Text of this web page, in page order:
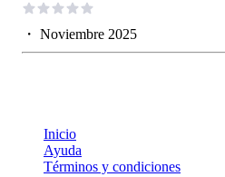
・ Noviembre 2025
Inicio
Ayuda
Términos y condiciones